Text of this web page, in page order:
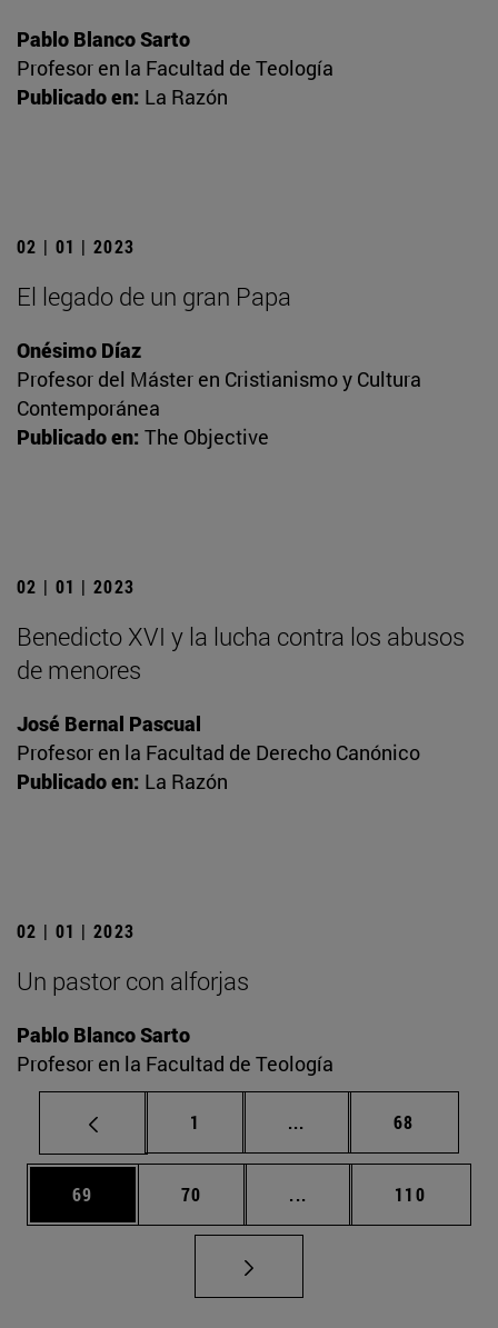
Pablo Blanco Sarto
Profesor en la Facultad de Teología
Publicado en: La Razón
02 | 01 | 2023
El legado de un gran Papa
Onésimo Díaz
Profesor del Máster en Cristianismo y Cultura
Contemporánea
Publicado en: The Objective
02 | 01 | 2023
Benedicto XVI y la lucha contra los abusos
de menores
José Bernal Pascual
Profesor en la Facultad de Derecho Canónico
Publicado en: La Razón
02 | 01 | 2023
Un pastor con alforjas
Pablo Blanco Sarto
Profesor en la Facultad de Teología
Página
1 ... Páginas intermedias
Página
68
Página
69 Página
70 ... Páginas intermedias
Página
110